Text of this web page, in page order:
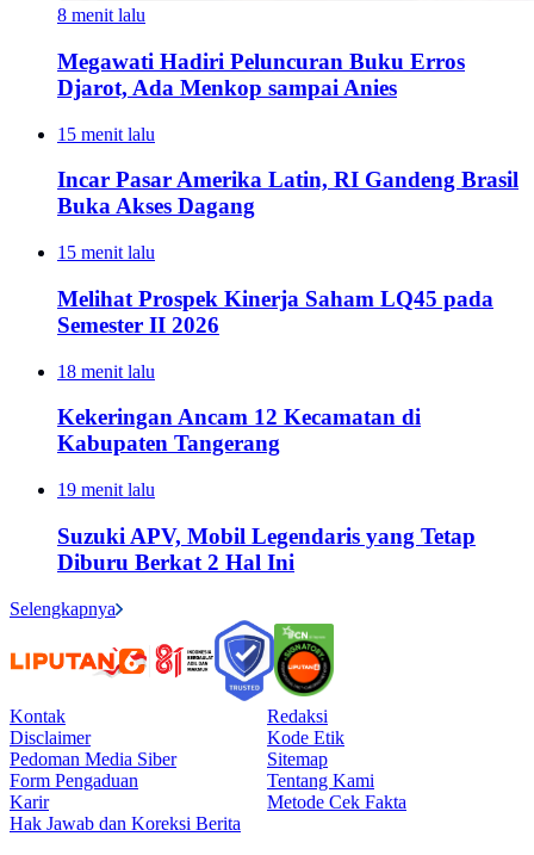
8 menit lalu
Megawati Hadiri Peluncuran Buku Erros
Djarot, Ada Menkop sampai Anies
15 menit lalu
Incar Pasar Amerika Latin, RI Gandeng Brasil
Buka Akses Dagang
15 menit lalu
Melihat Prospek Kinerja Saham LQ45 pada
Semester II 2026
18 menit lalu
Kekeringan Ancam 12 Kecamatan di
Kabupaten Tangerang
19 menit lalu
Suzuki APV, Mobil Legendaris yang Tetap
Diburu Berkat 2 Hal Ini
Selengkapnya
Kontak
Redaksi
Disclaimer
Kode Etik
Pedoman Media Siber
Sitemap
Form Pengaduan
Tentang Kami
Karir
Metode Cek Fakta
Hak Jawab dan Koreksi Berita